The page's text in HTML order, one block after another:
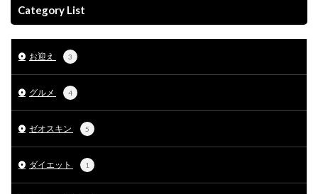
Category List
お迎え 3
グルメ 4
ゼオスキン 5
ダイエット 1